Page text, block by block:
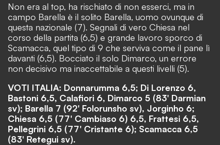
Non era al top, ha rischiato di non esserci, ma in
campo Barella è il solito Barella, uomo ovunque di
questa nazionale (7). Segnali di vero Chiesa nel
corso della partita (6,5) e grande lavoro sporco di
Scamacca, quel tipo di 9 che serviva come il pane lì
davanti (6,5). Bocciato il solo Dimarco, un errore
non decisivo ma inaccettabile a questi livelli (5).
VOTI ITALIA: Donnarumma 6,5; Di Lorenzo 6,
Bastoni 6,5, Calafiori 6, Dimarco 5 (83' Darmian
sv); Barella 7 (92' Folorunsho sv), Jorginho 6;
Chiesa 6,5 (77' Cambiaso 6) 6,5, Frattesi 6,5,
Pellegrini 6,5 (77' Cristante 6); Scamacca 6,5
(83' Retegui sv).